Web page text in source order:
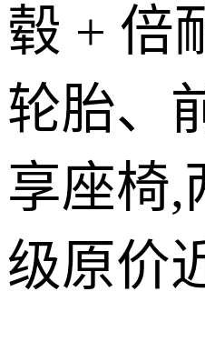
毂 + 倍
轮胎、
享座椅,
级原价